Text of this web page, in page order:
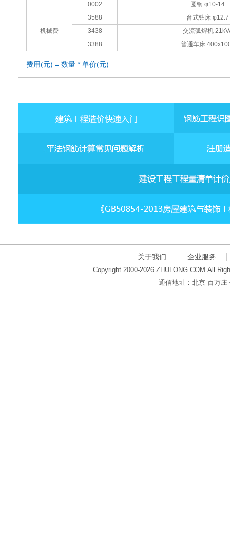
0002
圆钢 φ10-14
机械费
3588
台式钻床 φ12.7
3438
交流弧焊机
3388
普通车床
费用(元) = 数量 * 单价(元)
关于我们 企业服务
Copyright 2000-2026 ZHULONG.COM.All
通信地址：北京 百万